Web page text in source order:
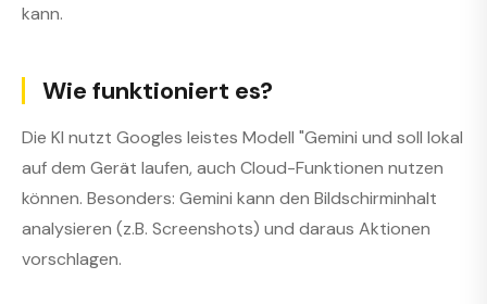
kann.
Wie funktioniert es?
Die KI nutzt Googles leistes Modell "Gemini und soll lokal
auf dem Gerät laufen, auch Cloud-Funktionen nutzen
können. Besonders: Gemini kann den Bildschirminhalt
analysieren (z.B. Screenshots) und daraus Aktionen
vorschlagen.